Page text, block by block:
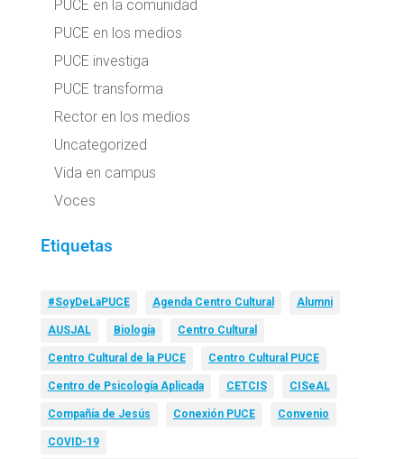
PUCE en la comunidad
PUCE en los medios
PUCE investiga
PUCE transforma
Rector en los medios
Uncategorized
Vida en campus
Voces
Etiquetas
#SoyDeLaPUCE Agenda Centro Cultural Alumni
AUSJAL Biología Centro Cultural
Centro Cultural de la PUCE Centro Cultural PUCE
Centro de Psicología Aplicada CETCIS CISeAL
Compañía de Jesús Conexión PUCE Convenio
COVID-19